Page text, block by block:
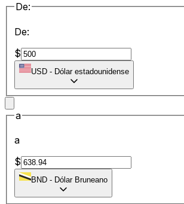
De:
De:
$
USD - Dólar estadounidense
a
a
$
BND - Dólar Bruneano